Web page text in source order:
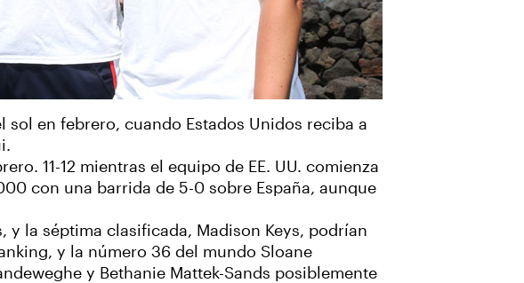
sol en febrero, cuando Estados Unidos reciba a
11-12 mientras el equipo de EE. UU. comienza
con una barrida de 5-0 sobre España, aunque
y la séptima clasificada, Madison Keys, podrían
y la número 36 del mundo Sloane
y Bethanie Mattek-Sands posiblemente